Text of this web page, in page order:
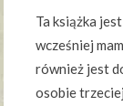
Ta książka
wcześniej
również jest
osobie